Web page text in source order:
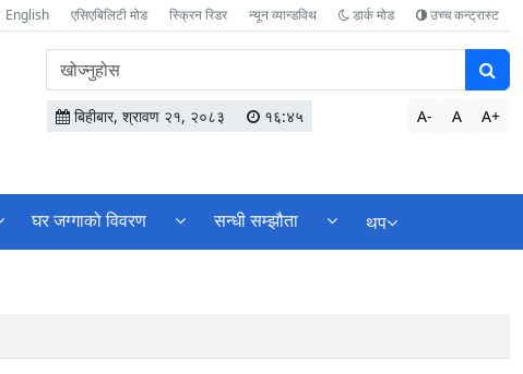
English एसिएबिलिटी मोड स्क्रिन रिडर न्यून व्यान्डविथ डार्क मोड उच्च कन्ट्रास्ट
वेबसाइटमा
सामग्री
खोज्नुहोस
बिहीबार, श्रावण २१, २०८३ १६:४५ A- A A+
घर जग्गाको विवरण सन्धी सम्झौता थप